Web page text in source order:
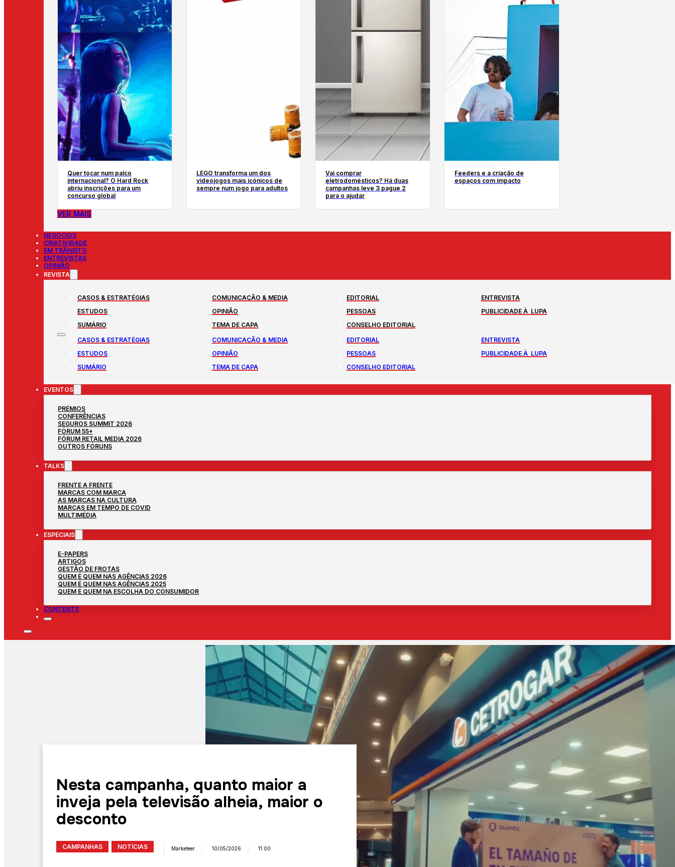
Quer tocar num palco
internacional? O Hard Rock
abriu inscrições para um
concurso global
LEGO transforma um dos
videojogos mais icónicos de
sempre num jogo para adultos
Vai comprar
eletrodomésticos? Há duas
campanhas leve 3 pague 2
para o ajudar
Feeders e a criação de
espaços com impacto
VER MAIS
NEGÓCIOS
CRIATIVIDADE
EM TRÂNSITO
ENTREVISTAS
OPINIÃO
REVISTA
CASOS & ESTRATÉGIAS COMUNICAÇÃO & MEDIA EDITORIAL
ENTREVISTA
ESTUDOS
OPINIÃO PESSOAS
PUBLICIDADE À LUPA
SUMÁRIO
TEMA DE CAPA
CONSELHO EDITORIAL
CASOS & ESTRATÉGIAS
COMUNICAÇÃO & MEDIA EDITORIAL
ENTREVISTA
ESTUDOS
OPINIÃO PESSOAS
PUBLICIDADE À LUPA
SUMÁRIO
TEMA DE CAPA CONSELHO EDITORIAL
EVENTOS
PRÉMIOS
CONFERÊNCIAS
SEGUROS SUMMIT 2026
FÓRUM 55+
FÓRUM RETAIL MEDIA 2026
OUTROS FÓRUNS
TALKS
FRENTE A FRENTE
MARCAS COM MARCA
AS MARCAS NA CULTURA
MARCAS EM TEMPO DE COVID
MULTIMÉDIA
ESPECIAIS
E-PAPERS
ARTIGOS
GESTÃO DE FROTAS
QUEM É QUEM NAS AGÊNCIAS 2026
QUEM É QUEM NAS AGÊNCIAS 2025
QUEM É QUEM NA ESCOLHA DO CONSUMIDOR
CONTENTS
Nesta campanha, quanto maior a
inveja pela televisão alheia, maior o
desconto
CAMPANHAS NOTÍCIAS Marketeer 10/05/2026 11:00